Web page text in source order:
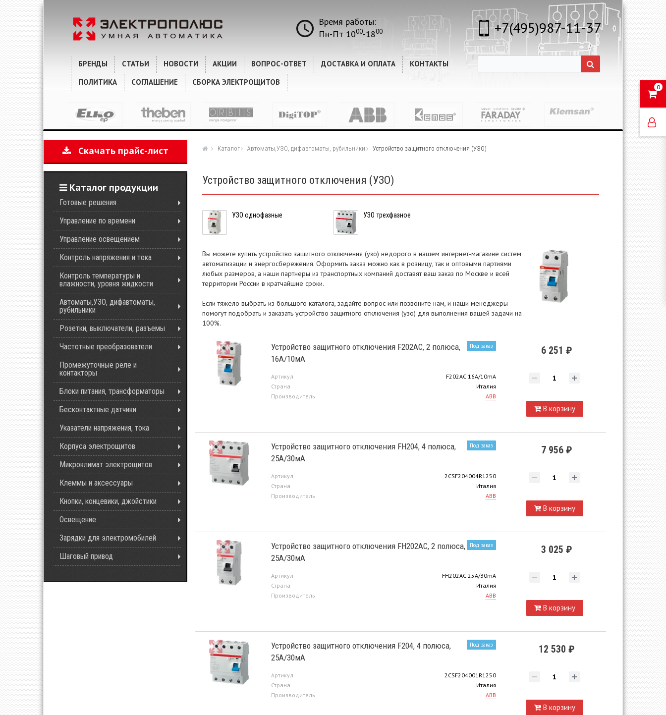
0
Время работы:
Пн-Пт 1000-1800 +7(495)987-11-37
БРЕНДЫ СТАТЬИ НОВОСТИ АКЦИИ ВОПРОС-ОТВЕТ ДОСТАВКА И ОПЛАТА
КОНТАКТЫ
ПОЛИТИКА
СОГЛАШЕНИЕ СБОРКА ЭЛЕКТРОЩИТОВ
Скачать прайс-лист
Каталог продукции
Готовые решения
Управление по времени
Управление освещением
Контроль напряжения и тока
Контроль температуры и
влажности, уровня жидкости
Автоматы,УЗО, дифавтоматы,
рубильники
Розетки, выключатели, разъемы
Частотные преобразователи
Промежуточные реле и
контакторы
Блоки питания, трансформаторы
Бесконтактные датчики
Указатели напряжения, тока
Корпуса электрощитов
Микроклимат электрощитов
Клеммы и аксессуары
Кнопки, концевики, джойстики
Освещение
Зарядки для электромобилей
Шаговый привод
Каталог Автоматы,УЗО, дифавтоматы, рубильники Устройство защитного отключения (УЗО)
Устройство защитного отключения (УЗО)
УЗО однофазные УЗО трехфазное
Вы можете купить устройство защитного отключения (узо) недорого в нашем интернет-магазине систем
автоматизации и энергосбережения. Оформить заказ можно как в розницу, так и оптовыми партиями
любых размеров, а наши партнеры из транспортных компаний доставят ваш заказ по Москве и всей
территории России в кратчайшие сроки.
Если тяжело выбрать из большого каталога, задайте вопрос или позвоните нам, и наши менеджеры
помогут подобрать и заказать устройство защитного отключения (узо) для выполнения вашей задачи на
100%.
Под заказ
Устройство защитного отключения F202AC, 2 полюса,
16А/10мА
Артикул
F202AC 16A/10mA
Страна
Италия
Производитель
ABB
6 251 ₽
В корзину
Под заказ
Устройство защитного отключения FH204, 4 полюса,
25А/30мА
Артикул
2CSF204004R1250
Страна
Италия
Производитель
ABB
7 956 ₽
В корзину
Под заказ
Устройство защитного отключения FH202AC, 2 полюса,
25А/30мА
Артикул
FH202AC 25A/30mA
Страна
Италия
Производитель
ABB
3 025 ₽
В корзину
Под заказ
Устройство защитного отключения F204, 4 полюса,
25А/30мА
Артикул
2CSF204001R1250
Страна
Италия
Производитель
ABB
12 530 ₽
В корзину